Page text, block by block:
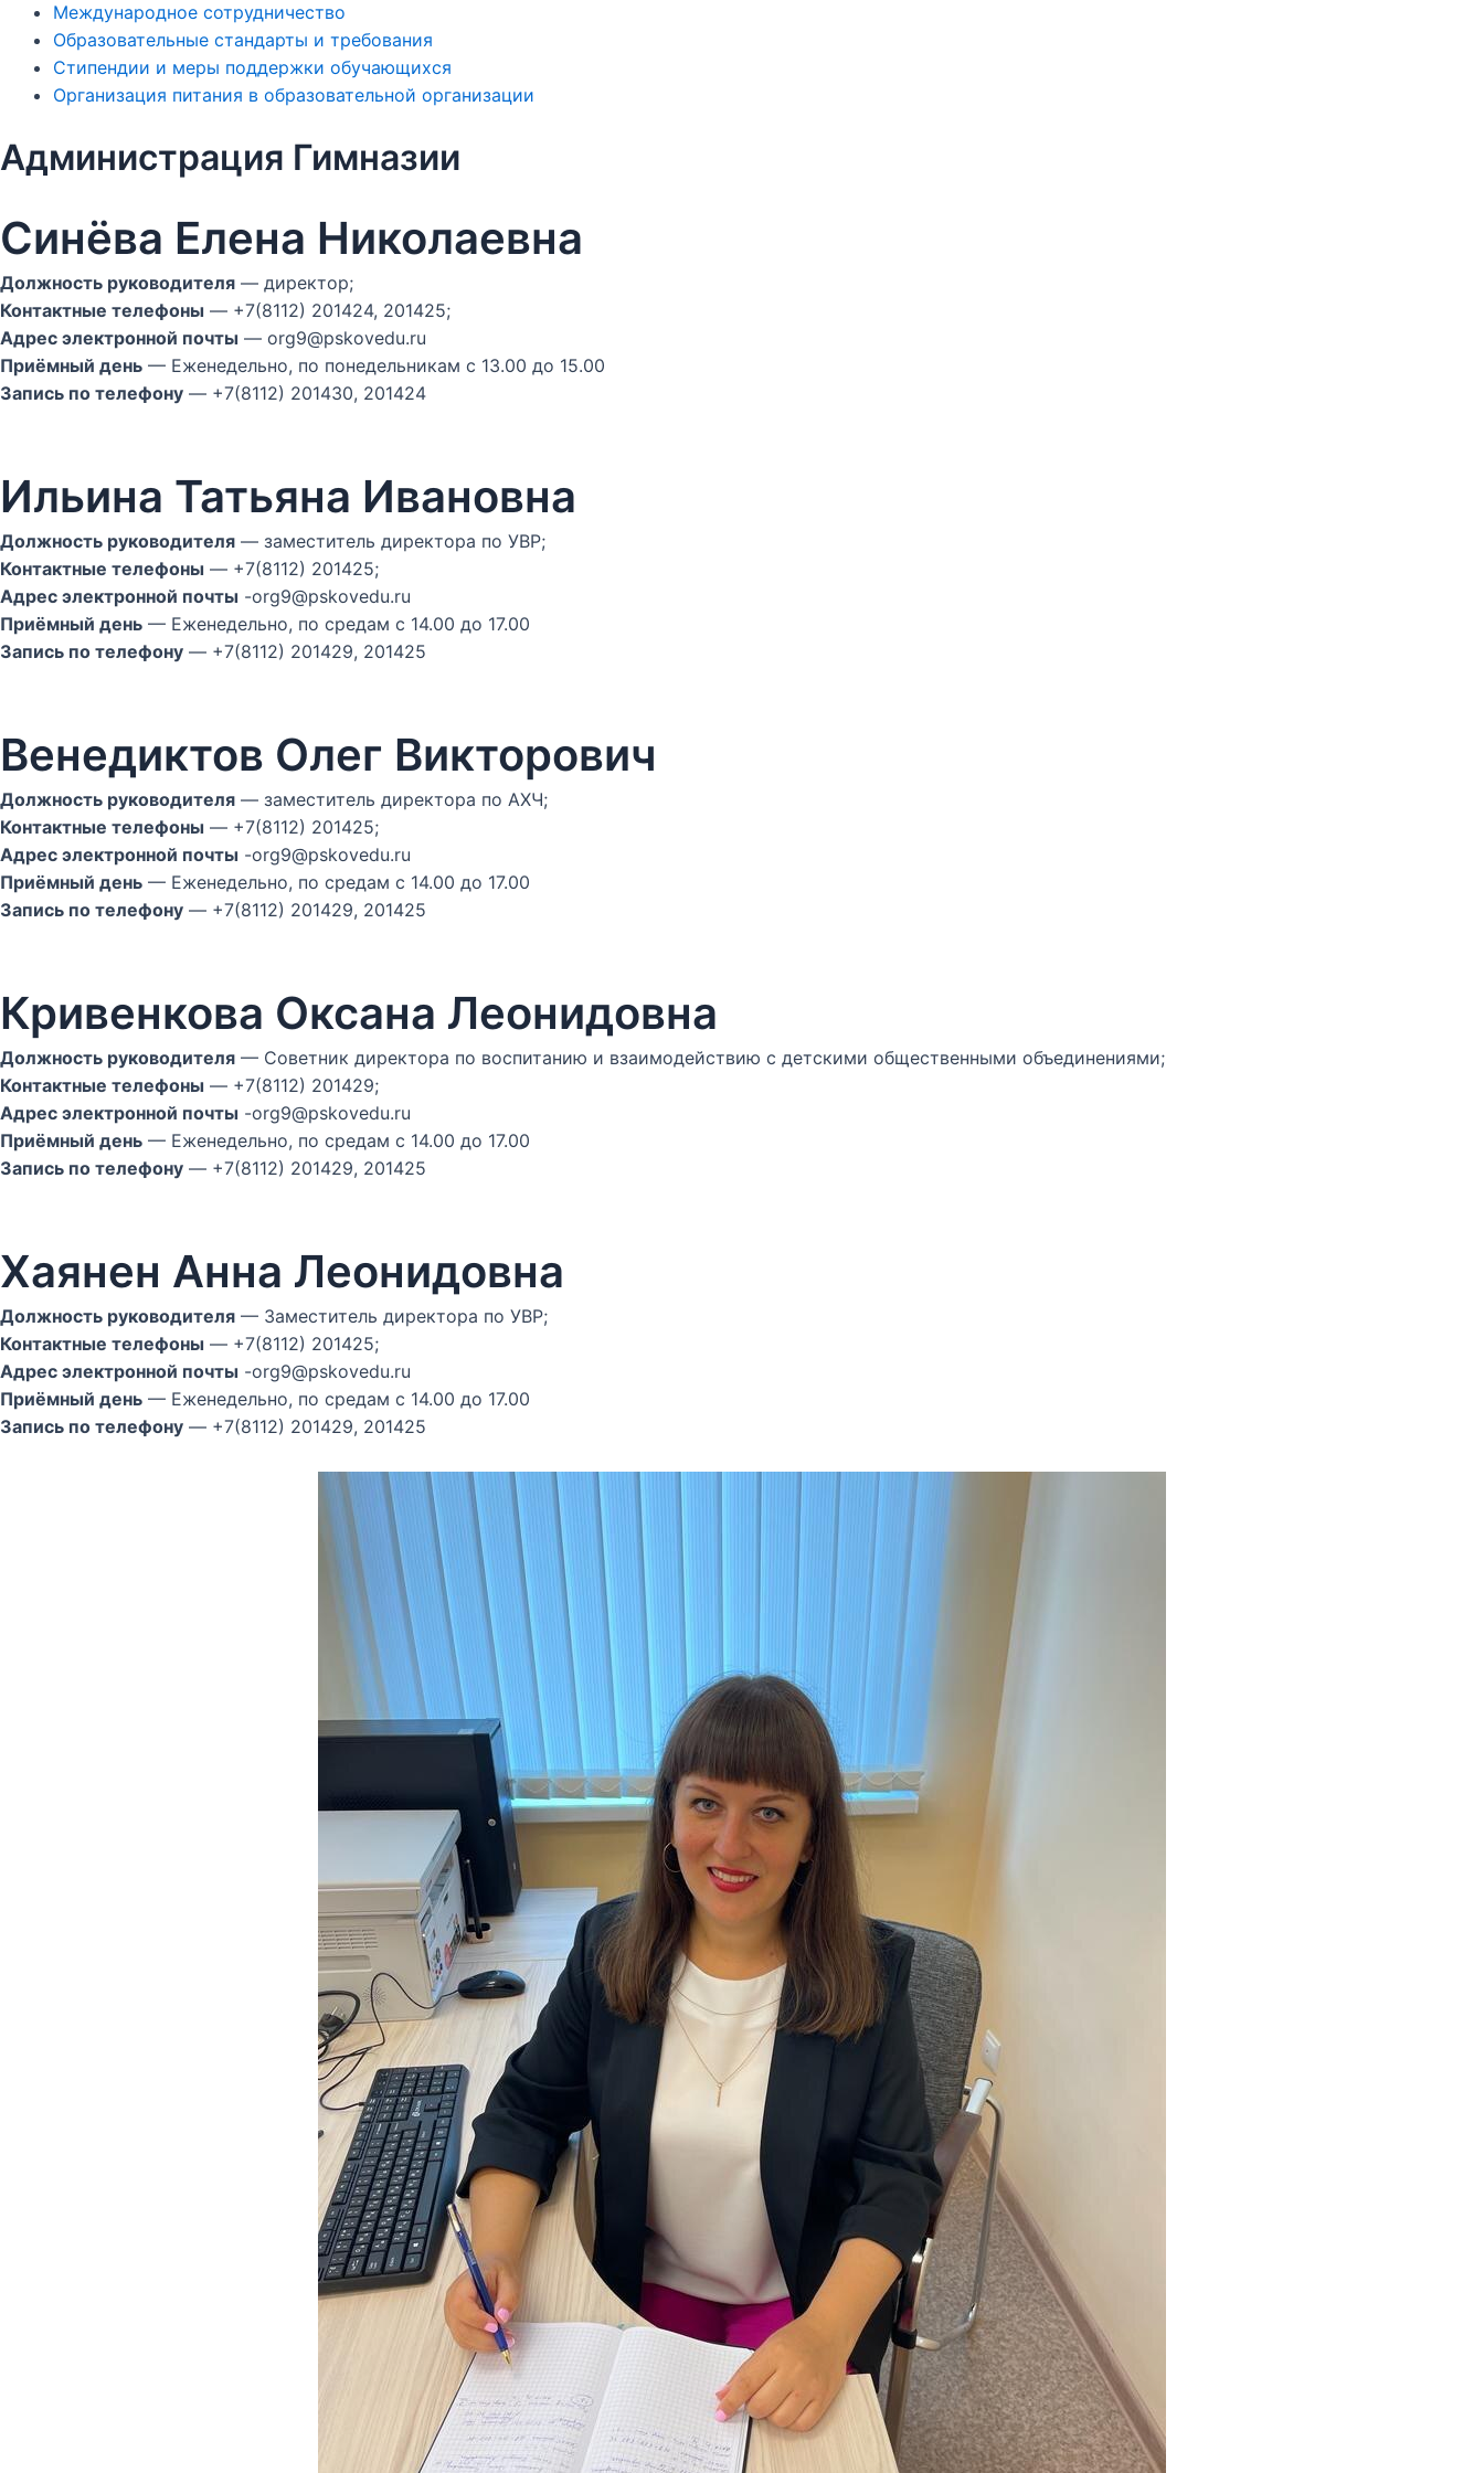
Международное сотрудничество
Образовательные стандарты и требования
Стипендии и меры поддержки обучающихся
Организация питания в образовательной организации
Администрация Гимназии
Синёва Елена Николаевна
Должность руководителя — директор;
Контактные телефоны — +7(8112) 201424, 201425;
Адрес электронной почты — org9@pskovedu.ru
Приёмный день — Еженедельно, по понедельникам с 13.00 до 15.00
Запись по телефону — +7(8112) 201430, 201424
Ильина Татьяна Ивановна
Должность руководителя — заместитель директора по УВР;
Контактные телефоны — +7(8112) 201425;
Адрес электронной почты -org9@pskovedu.ru
Приёмный день — Еженедельно, по средам с 14.00 до 17.00
Запись по телефону — +7(8112) 201429, 201425
Венедиктов Олег Викторович
Должность руководителя — заместитель директора по АХЧ;
Контактные телефоны — +7(8112) 201425;
Адрес электронной почты -org9@pskovedu.ru
Приёмный день — Еженедельно, по средам с 14.00 до 17.00
Запись по телефону — +7(8112) 201429, 201425
Кривенкова Оксана Леонидовна
Должность руководителя — Советник директора по воспитанию и взаимодействию с детскими общественными объединениями;
Контактные телефоны — +7(8112) 201429;
Адрес электронной почты -org9@pskovedu.ru
Приёмный день — Еженедельно, по средам с 14.00 до 17.00
Запись по телефону — +7(8112) 201429, 201425
Хаянен Анна Леонидовна
Должность руководителя — Заместитель директора по УВР;
Контактные телефоны — +7(8112) 201425;
Адрес электронной почты -org9@pskovedu.ru
Приёмный день — Еженедельно, по средам с 14.00 до 17.00
Запись по телефону — +7(8112) 201429, 201425